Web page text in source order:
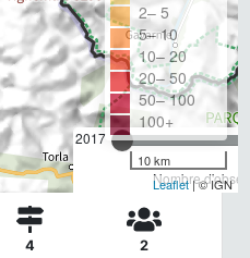
2017
Nombre
2– 5
5– 10
10– 20
20– 50
50– 100
100+
10 km
Leaflet| © IGN
4 2